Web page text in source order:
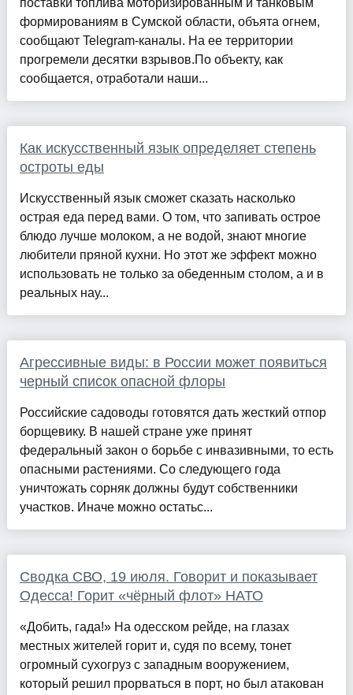
поставки топлива моторизированным и танковым
формированиям в Сумской области, объята огнем,
сообщают Telegram-каналы. На ее территории
прогремели десятки взрывов.По объекту, как
сообщается, отработали наши...
Как искусственный язык определяет степень
остроты еды
Искусственный язык сможет сказать насколько
острая еда перед вами. О том, что запивать острое
блюдо лучше молоком, а не водой, знают многие
любители пряной кухни. Но этот же эффект можно
использовать не только за обеденным столом, а и в
реальных нау...
Агрессивные виды: в России может появиться
черный список опасной флоры
Российские садоводы готовятся дать жесткий отпор
борщевику. В нашей стране уже принят
федеральный закон о борьбе с инвазивными, то есть
опасными растениями. Со следующего года
уничтожать сорняк должны будут собственники
участков. Иначе можно остатьс...
Сводка СВО, 19 июля. Говорит и показывает
Одесса! Горит «чёрный флот» НАТО
«Добить, гада!» На одесском рейде, на глазах
местных жителей горит и, судя по всему, тонет
огромный сухогруз с западным вооружением,
который решил прорваться в порт, но был атакован